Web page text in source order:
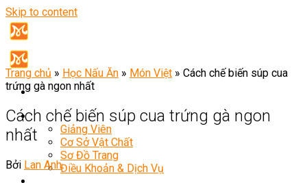
Skip to content
Giới Thiệu
Giảng Viên
Cơ Sở Vật Chất
Sơ Đồ Trang
Điều Khoản & Dịch Vụ
Trang chủ » Học Nấu Ăn » Món Việt » Cách chế biến súp cua
trứng gà ngon nhất
Cách chế biến súp cua trứng gà ngon
nhất
Bởi Lan Anh